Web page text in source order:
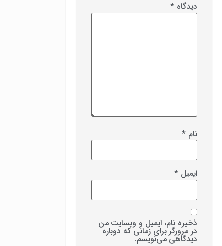
دیدگاه *
نام *
ایمیل *
ذخیره نام، ایمیل و وبسایت من
در مرورگر برای زمانی که دوباره
دیدگاهی می‌نویسم.